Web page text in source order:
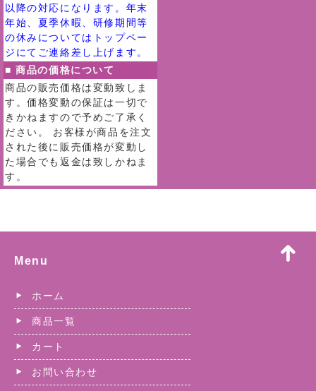
以降の対応になります。年末
年始、夏季休暇、研修期間等
の休みについてはトップペー
ジにてご連絡差し上げます。
■ 商品の価格について
商品の販売価格は変動致しま
す。価格変動の保証は一切で
きかねますので予めご了承く
ださい。 お客様が商品を注文
された後に販売価格が変動し
た場合でも返金は致しかねま
す。
Menu
ホーム
商品一覧
カート
お問い合わせ